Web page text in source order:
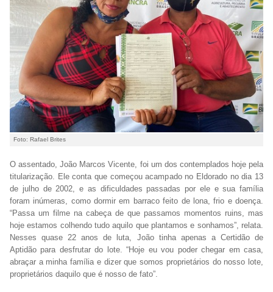
Foto: Rafael Brites
O assentado, João Marcos Vicente, foi um dos contemplados hoje pela
titularização. Ele conta que começou acampado no Eldorado no dia 13
de julho de 2002, e as dificuldades passadas por ele e sua família
foram inúmeras, como dormir em barraco feito de lona, frio e doença.
“Passa um filme na cabeça de que passamos momentos ruins, mas
hoje estamos colhendo tudo aquilo que plantamos e sonhamos”, relata.
Nesses quase 22 anos de luta, João tinha apenas a Certidão de
Aptidão para desfrutar do lote. “Hoje eu vou poder chegar em casa,
abraçar a minha família e dizer que somos proprietários do nosso lote,
proprietários daquilo que é nosso de fato”.